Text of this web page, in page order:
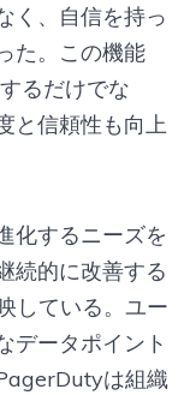
く、自信を持っ
た。この機能
るだけでな
と信頼性も向上
化するニーズを
続的に改善する
している。ユー
データポイント
は組織